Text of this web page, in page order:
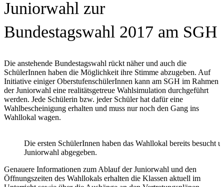
Juniorwahl zur
Bundestagswahl 2017 am SGH
Die anstehende Bundestagswahl rückt näher und auch die
SchülerInnen haben die Möglichkeit ihre Stimme abzugeben. Auf
Initiative einiger OberstufenschülerInnen kann am SGH im Rahmen
der Juniorwahl eine realitätsgetreue Wahlsimulation durchgeführt
werden. Jede Schülerin bzw. jeder Schüler hat dafür eine
Wahlbescheinigung erhalten und muss nur noch den Gang ins
Wahllokal wagen.
Die ersten SchülerInnen haben das Wahllokal bereits besucht
Juniorwahl abgegeben.
Genauere Informationen zum Ablauf der Juniorwahl und den
Öffnungszeiten des Wahllokals erhalten die Klassen aktuell im